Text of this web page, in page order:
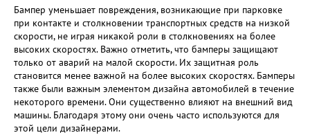
Бампер уменьшает повреждения, возникающие при парковке
при контакте и столкновении транспортных средств на низкой
скорости, не играя никакой роли в столкновениях на более
высоких скоростях. Важно отметить, что бамперы защищают
только от аварий на малой скорости. Их защитная роль
становится менее важной на более высоких скоростях. Бамперы
также были важным элементом дизайна автомобилей в течение
некоторого времени. Они существенно влияют на внешний вид
машины. Благодаря этому они очень часто используются для
этой цели дизайнерами.